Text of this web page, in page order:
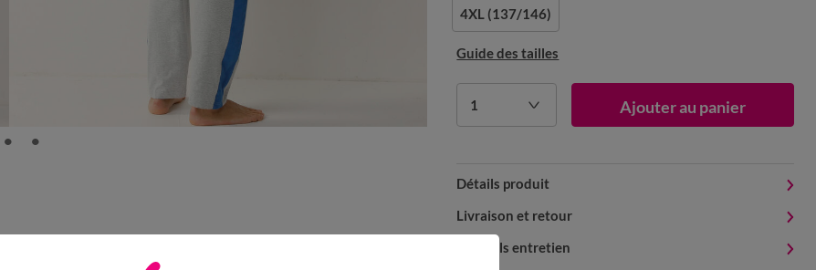
4XL (137/146)
Guide des tailles
1 Ajouter au panier
Détails produit
Livraison et retour
Conseils entretien